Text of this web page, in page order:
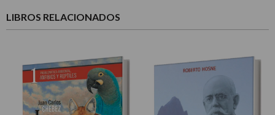
LIBROS RELACIONADOS